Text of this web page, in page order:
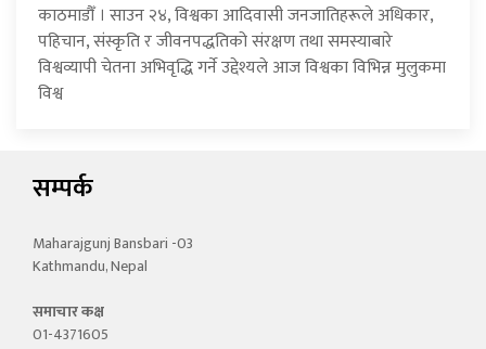
काठमाडौँ । साउन २४, विश्वका आदिवासी जनजातिहरूले अधिकार,
पहिचान, संस्कृति र जीवनपद्धतिको संरक्षण तथा समस्याबारे
विश्वव्यापी चेतना अभिवृद्धि गर्ने उद्देश्यले आज विश्वका विभिन्न मुलुकमा
विश्व
सम्पर्क
Maharajgunj Bansbari -03
Kathmandu, Nepal
समाचार कक्ष
01-4371605